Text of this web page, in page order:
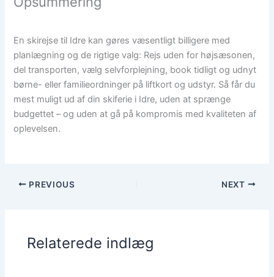
En skirejse til Idre kan gøres væsentligt billigere med
planlægning og de rigtige valg: Rejs uden for højsæsonen,
del transporten, vælg selvforplejning, book tidligt og udnyt
børne- eller familieordninger på liftkort og udstyr. Så får du
mest muligt ud af din skiferie i Idre, uden at sprænge
budgettet – og uden at gå på kompromis med kvaliteten af
oplevelsen.
PREVIOUS NEXT
Relaterede indlæg